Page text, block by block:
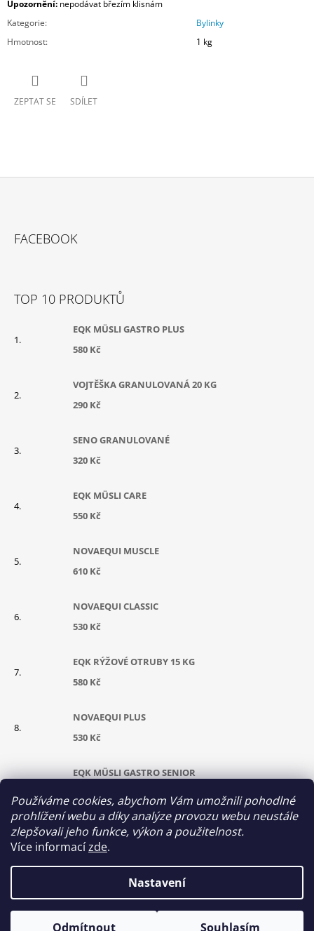
Používáme cookies, abychom Vám umožnili pohodlné
prohlížení webu a díky analýze provozu webu neustále
zlepšovali jeho funkce, výkon a použitelnost.
Více informacízde.
Nastavení
Odmítnout Souhlasím
Upozornění: nepodávat březím klisnám
Kategorie:
Bylinky
Hmotnost: 1 kg
ZEPTAT SE SDÍLET
FACEBOOK
TOP 10 PRODUKTŮ
EQK MÜSLI GASTRO PLUS
580 Kč
VOJTĚŠKA GRANULOVANÁ 20 KG
290 Kč
SENO GRANULOVANÉ
320 Kč
EQK MÜSLI CARE
550 Kč
NOVAEQUI MUSCLE
610 Kč
NOVAEQUI CLASSIC
530 Kč
EQK RÝŽOVÉ OTRUBY 15 KG
580 Kč
NOVAEQUI PLUS
530 Kč
EQK MÜSLI GASTRO SENIOR
630 Kč
CUKROVARSKÉ ŘEPNÉ ŘÍZKY GRANULOVANÉ
290 Kč
© 2026 Equikrmiva. Všechna práva vyhrazena.
Upravit nastavení cookies